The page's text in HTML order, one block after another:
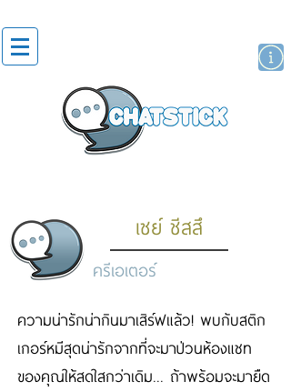
เซย์ ชีสสึ
ครีเอเตอร์
ความน่ารักน่ากินมาเสิร์ฟแล้ว! พบกับสติก
เกอร์หมีสุดน่ารักจากที่จะมาป่วนห้องแชท
ของคุณให้สดใสกว่าเดิม... ถ้าพร้อมจะมายืด